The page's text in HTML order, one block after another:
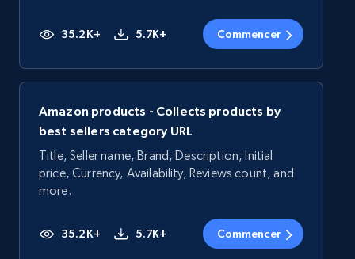
35.2K+ 5.7K+ Commencer
Amazon products - Collects products by
best sellers category URL
Title, Seller name, Brand, Description, Initial
price, Currency, Availability, Reviews count, and
more.
35.2K+ 5.7K+ Commencer